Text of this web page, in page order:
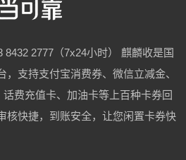
8432 2777（7x24小时） 麒麟收是国
，支持支付宝消费券、微信立减金、
费充值卡、加油卡等上百种卡券回
核快捷，到账安全，让您闲置卡券快